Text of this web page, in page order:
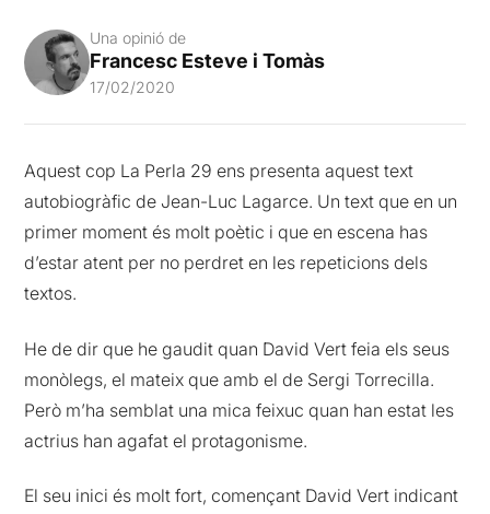
Una opinió de
Francesc Esteve i Tomàs
17/02/2020
Aquest cop La Perla 29 ens presenta aquest text
autobiogràfic de Jean-Luc Lagarce. Un text que en un
primer moment és molt poètic i que en escena has
d’estar atent per no perdret en les repeticions dels
textos.
He de dir que he gaudit quan David Vert feia els seus
monòlegs, el mateix que amb el de Sergi Torrecilla.
Però m’ha semblat una mica feixuc quan han estat les
actrius han agafat el protagonisme.
El seu inici és molt fort, començant David Vert indicant